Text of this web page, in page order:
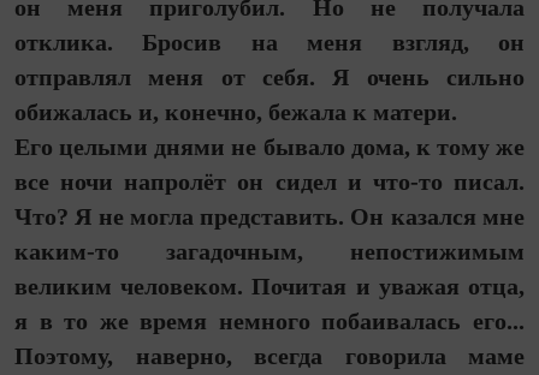
он меня приголубил. Но не получала
отклика. Бросив на меня взгляд, он
отправлял меня от себя. Я очень сильно
обижалась и, конечно, бежала к матери.
Его целыми днями не бывало дома, к тому же
все ночи напролёт он сидел и что-то писал.
Что? Я не могла представить. Он казался мне
каким-то загадочным, непостижимым
великим человеком. Почитая и уважая отца,
я в то же время немного побаивалась его...
Поэтому, наверно, всегда говорила маме